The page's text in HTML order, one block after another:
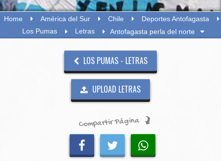
Home América del Sur Chile
Deportes Antofagasta
Los Pumas
Letras Antofagasta perla del norte
LOS PUMAS - LETRAS
UPLOAD LETRAS
Compartir Página